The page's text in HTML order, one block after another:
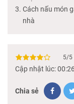
Cách nấu món
nhà
5/5
Cập nhật lúc:
Chia sẻ